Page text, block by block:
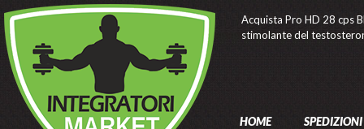
Acquista Pro HD 28 cps
stimolante del
HOME SPEDIZIONI